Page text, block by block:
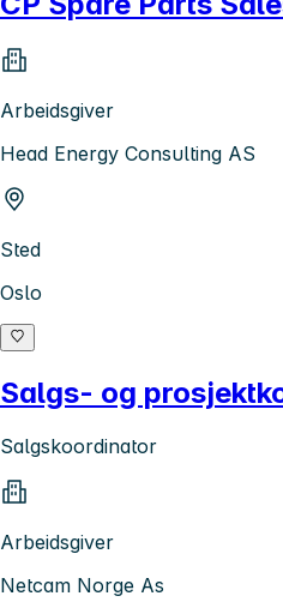
Arbeidsgiver
Head Energy Consulting AS
Sted
Oslo
Salgs- og
Salgskoordinator
Arbeidsgiver
Netcam Norge As